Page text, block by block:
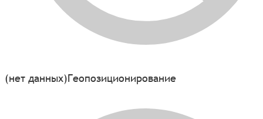
(нет данных)Геопозиционирование